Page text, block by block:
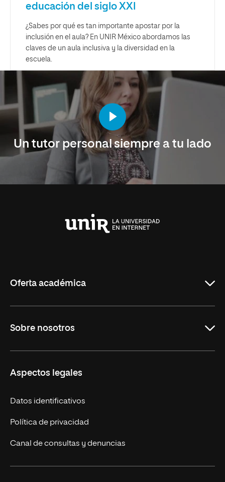
educación del siglo XXI
¿Sabes por qué es tan importante apostar por la
inclusión en el aula? En UNIR México abordamos las
claves de un aula inclusiva y la diversidad en la
escuela.
Un tutor personal siempre a tu lado
Oferta académica
Licenciaturas en línea
Másteres Europeos
Cursos Europeos
Títulos Americanos
Alianza Newman
Sobre nosotros
Nuestros alumnos
Únete a nosotros
Actualidad
Solicita información
Aspectos legales
Datos identificativos
Política de privacidad
Canal de consultas y denuncias